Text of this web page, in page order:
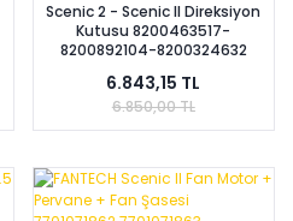
Scenic 2 - Scenic II Direksiyon
Kutusu 8200463517-
8200892104-8200324632
6.843,15 TL
6.850,00 TL